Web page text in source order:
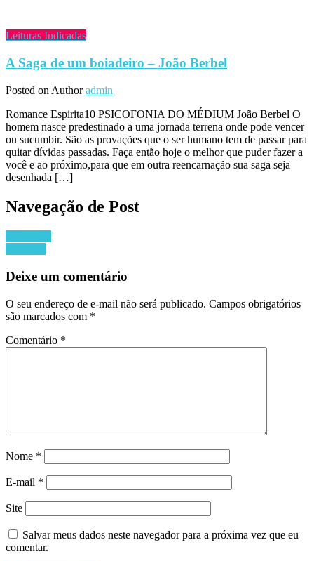
Leituras Indicadas
A Saga de um boiadeiro – João Berbel
Posted on Author admin
Romance Espirita10 PSICOFONIA DO MÉDIUM João Berbel O
homem nasce predestinado a uma jornada terrena onde pode vencer
ou sucumbir. São as provações que o ser humano tem de passar para
quitar dívidas passadas. Faça então hoje o melhor que puder fazer a
você e ao próximo,para que em outra reencarnação sua saga seja
desenhada […]
Navegação de Post
Deixe um comentário
O seu endereço de e-mail não será publicado. Campos obrigatórios
são marcados com *
Comentário *
Nome *
E-mail *
Site
Salvar meus dados neste navegador para a próxima vez que eu
comentar.